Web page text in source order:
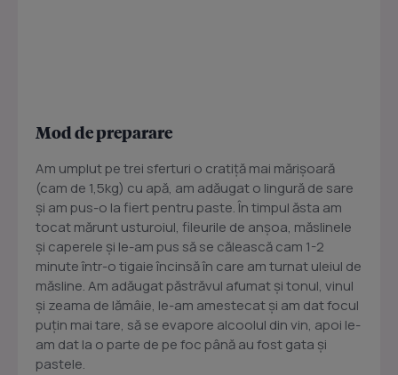
Mod de preparare
Am umplut pe trei sferturi o cratiță mai mărișoară
(cam de 1,5kg) cu apă, am adăugat o lingură de sare
și am pus-o la fiert pentru paste. În timpul ăsta am
tocat mărunt usturoiul, fileurile de anșoa, măslinele
și caperele și le-am pus să se călească cam 1-2
minute într-o tigaie încinsă în care am turnat uleiul de
măsline. Am adăugat păstrăvul afumat și tonul, vinul
și zeama de lămâie, le-am amestecat și am dat focul
puțin mai tare, să se evapore alcoolul din vin, apoi le-
am dat la o parte de pe foc până au fost gata și
pastele.